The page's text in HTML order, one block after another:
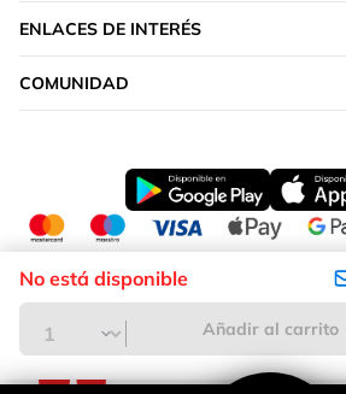
No está disponible
Añadir al carrito
ENLACES DE INTERÉS
COMUNIDAD
CAMBIAR TU
Península y Baleares